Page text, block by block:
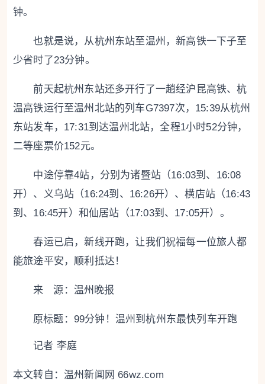
钟。
也就是说，从杭州东站至温州，新高铁一下子至
少省时了23分钟。
前天起杭州东站还多开行了一趟经沪昆高铁、杭
温高铁运行至温州北站的列车G7397次，15:39从杭州
东站发车，17:31到达温州北站，全程1小时52分钟，
二等座票价152元。
中途停靠4站，分别为诸暨站（16:03到、16:08
开）、义乌站（16:24到、16:26开）、横店站（16:43
到、16:45开）和仙居站（17:03到、17:05开）。
春运已启，新线开跑，让我们祝福每一位旅人都
能旅途平安，顺利抵达！
来 源：温州晚报
原标题： 99分钟！温州到杭州东最快列车开跑
记者 李庭
本文转自： 温州新闻网 66wz.com